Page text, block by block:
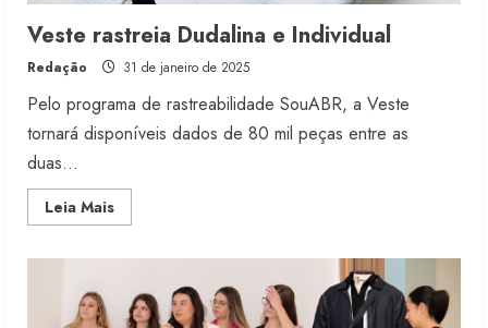
Veste rastreia Dudalina e Individual
Redação 31 de janeiro de 2025
Pelo programa de rastreabilidade SouABR, a Veste
tornará disponíveis dados de 80 mil peças entre as
duas...
Leia MaisRead
more
Individual